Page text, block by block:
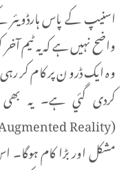
واضح نہیں ہے کہ یہ ٹیم
وہ ایک ڈرون پر کام کر
کردی گئي ہے۔ یہ بھی
مشکل اور بڑا کام